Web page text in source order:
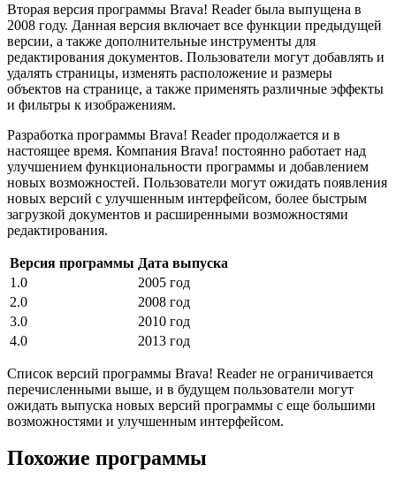
Вторая версия программы Brava! Reader была выпущена в
2008 году. Данная версия включает все функции предыдущей
версии, а также дополнительные инструменты для
редактирования документов. Пользователи могут добавлять и
удалять страницы, изменять расположение и размеры
объектов на странице, а также применять различные эффекты
и фильтры к изображениям.
Разработка программы Brava! Reader продолжается и в
настоящее время. Компания Brava! постоянно работает над
улучшением функциональности программы и добавлением
новых возможностей. Пользователи могут ожидать появления
новых версий с улучшенным интерфейсом, более быстрым
загрузкой документов и расширенными возможностями
редактирования.
Версия программы Дата выпуска
1.0
2005 год
2.0
2008 год
3.0
2010 год
4.0
2013 год
Список версий программы Brava! Reader не ограничивается
перечисленными выше, и в будущем пользователи могут
ожидать выпуска новых версий программы с еще большими
возможностями и улучшенным интерфейсом.
Похожие программы